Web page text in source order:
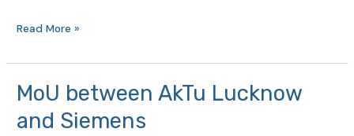
Read More »
MoU between AkTu Lucknow
and Siemens
MoU
AkTu